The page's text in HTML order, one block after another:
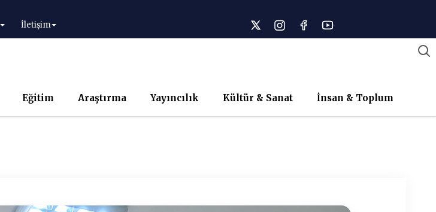
İletişim
Eğitim Araştırma Yayıncılık Kültür & Sanat İnsan & Toplum